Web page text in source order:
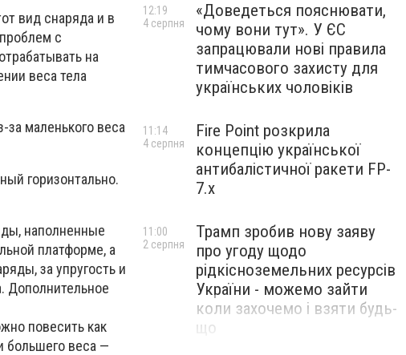
вид снаряда и в
с
на
веса тела
за маленького веса
горизонтально.
наполненные
платформе, а
за упругость и
Дополнительное
повесить как
большего веса —
«Доведеться пояснювати,
чому вони тут». У ЄС
запрацювали нові правила
тимчасового захисту для
українських чоловіків
12:19
4 серпня
Fire Point розкрила
концепцію української
антибалістичної ракети FP-
7.x
11:14
4 серпня
Трамп зробив нову заяву
про угоду щодо
рідкісноземельних ресурсів
України - можемо зайти
коли захочемо і взяти будь-
що
11:00
2 серпня